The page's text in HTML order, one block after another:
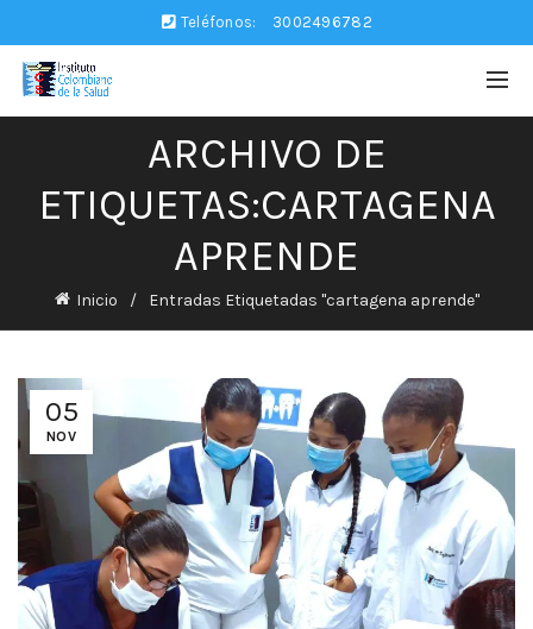
Teléfonos: 3002496782
ARCHIVO DE
ETIQUETAS:CARTAGENA
APRENDE
Inicio Entradas Etiquetadas "cartagena aprende"
05
NOV